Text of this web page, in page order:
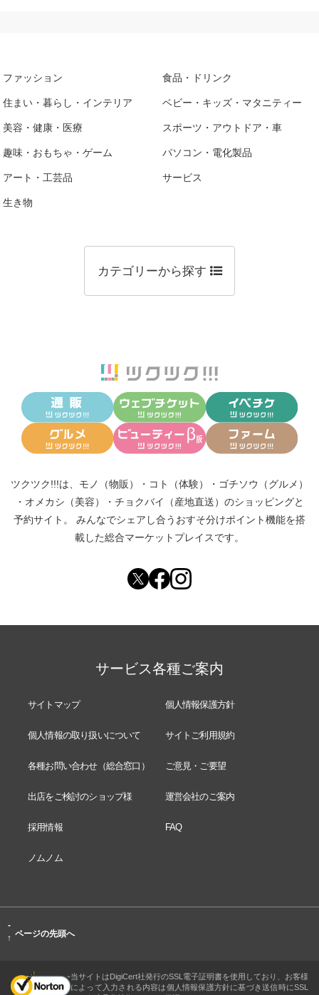
ファッション 食品・ドリンク
住まい・暮らし・インテリア ベビー・キッズ・マタニティー
美容・健康・医療 スポーツ・アウトドア・車
趣味・おもちゃ・ゲーム パソコン・電化製品
アート・工芸品 サービス
生き物
カテゴリーから探す
ツクツク!!!は、 モノ（物販） ・ コト（体験） ・ ゴチソウ（グルメ）
・ オメカシ（美容） ・ チョクバイ（産地直送） のショッピングと
予約サイト。
みんなでシェアし合う おすそ分けポイント機能を搭
載した総合マーケットプレイスです。
サービス各種ご案内
サイトマップ 個人情報保護方針
個人情報の取り扱いについて サイトご利用規約
各種お問い合わせ（総合窓口） ご意見・ご要望
出店をご検討のショップ様 運営会社のご案内
採用情報 FAQ
ノムノム
-
↑ ページの先頭へ
当サイトはDigiCert社発行のSSL電子証明書を使用しており、お客様
によって入力される内容は個人情報保護方針に基づき送信時にSSL